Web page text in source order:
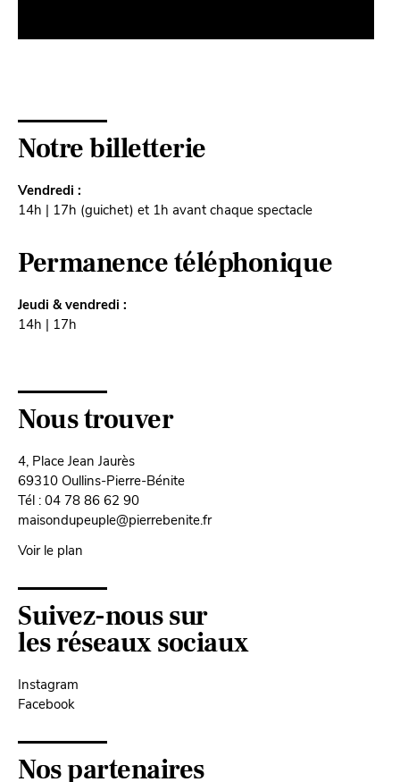
Notre billetterie
Vendredi :
14h | 17h (guichet) et 1h avant chaque spectacle
Permanence téléphonique
Jeudi & vendredi :
14h | 17h
Nous trouver
4, Place Jean Jaurès
69310 Oullins-Pierre-Bénite
Tél : 04 78 86 62 90
maisondupeuple@pierrebenite.fr
Voir le plan
Suivez-nous sur
les réseaux sociaux
Instagram
Facebook
Nos partenaires